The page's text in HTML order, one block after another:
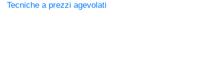
Tecniche a prezzi agevolati